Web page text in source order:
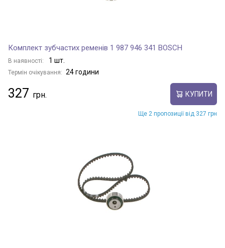
Комплект зубчастих ременів 1 987 946 341 BOSCH
В наявності: 1 шт.
Термін очікування: 24 години
327 КУПИТИ
Ще 2 пропозиції від 327 грн